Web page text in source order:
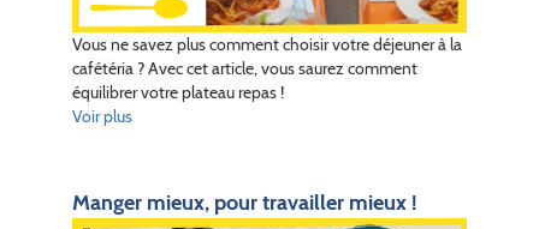
Vous ne savez plus comment choisir votre déjeuner à la
cafétéria ? Avec cet article, vous saurez comment
équilibrer votre plateau repas !
Voir plus
Manger mieux, pour travailler mieux !